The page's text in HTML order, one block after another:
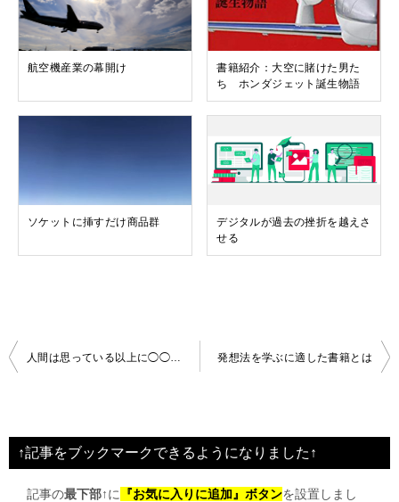
航空機産業の幕開け
書籍紹介：大空に賭けた男た
ち ホンダジェット誕生物語
ソケットに挿すだけ商品群
デジタルが過去の挫折を越えさ
せる
投
ビ
ゲ
発想法を学ぶに適した書籍とは
↑記事をブックマークできるようになりました↑
記事の最下部↑に 『お気に入りに追加』ボタンを設置しまし